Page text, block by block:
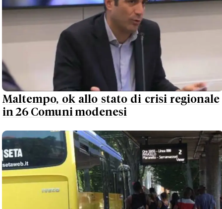
Maltempo, ok allo stato di crisi regionale
in 26 Comuni modenesi